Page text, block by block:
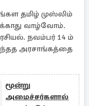
தமிழ் முஸ்லிம்
வாழ்வோம்.
நவம்பர் 14 ம்
அரசாங்கத்தை
மூன்று
அமைச்சர்களால்